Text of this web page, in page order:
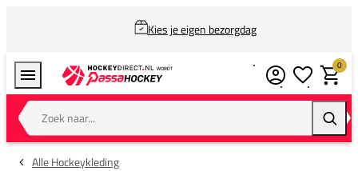
Kies je eigen bezorgdag
Zoek naar...
0
Alle Hockeykleding